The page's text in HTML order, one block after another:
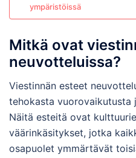
ympäristöissä
Mitkä ovat
neuvotteluissa?
Viestinnän esteet
tehokasta vuorovaikutusta
Näitä esteitä ovat
väärinkäsitykset, jotka
osapuolet ymmärtävät